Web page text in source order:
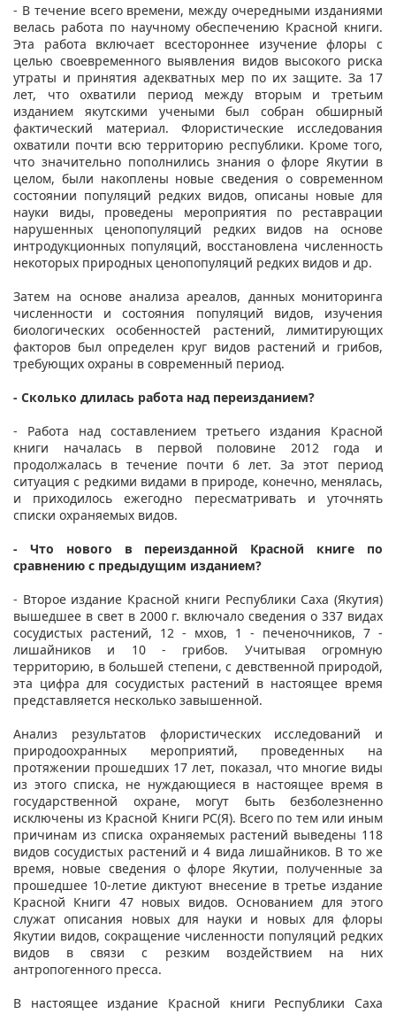
- В течение всего времени, между очередными изданиями
велась работа по научному обеспечению Красной книги.
Эта работа включает всестороннее изучение флоры с
целью своевременного выявления видов высокого риска
утраты и принятия адекватных мер по их защите. За 17
лет, что охватили период между вторым и третьим
изданием якутскими учеными был собран обширный
фактический материал. Флористические исследования
охватили почти всю территорию республики. Кроме того,
что значительно пополнились знания о флоре Якутии в
целом, были накоплены новые сведения о современном
состоянии популяций редких видов, описаны новые для
науки виды, проведены мероприятия по реставрации
нарушенных ценопопуляций редких видов на основе
интродукционных популяций, восстановлена численность
некоторых природных ценопопуляций редких видов и др.
Затем на основе анализа ареалов, данных мониторинга
численности и состояния популяций видов, изучения
биологических особенностей растений, лимитирующих
факторов был определен круг видов растений и грибов,
требующих охраны в современный период.
- Сколько длилась работа над переизданием?
- Работа над составлением третьего издания Красной
книги началась в первой половине 2012 года и
продолжалась в течение почти 6 лет. За этот период
ситуация с редкими видами в природе, конечно, менялась,
и приходилось ежегодно пересматривать и уточнять
списки охраняемых видов.
- Что нового в переизданной Красной книге по
сравнению с предыдущим изданием?
- Второе издание Красной книги Республики Саха (Якутия)
вышедшее в свет в 2000 г. включало сведения о 337 видах
сосудистых растений, 12 - мхов, 1 - печеночников, 7 -
лишайников и 10 - грибов. Учитывая огромную
территорию, в большей степени, с девственной природой,
эта цифра для сосудистых растений в настоящее время
представляется несколько завышенной.
Анализ результатов флористических исследований и
природоохранных мероприятий, проведенных на
протяжении прошедших 17 лет, показал, что многие виды
из этого списка, не нуждающиеся в настоящее время в
государственной охране, могут быть безболезненно
исключены из Красной Книги РС(Я). Всего по тем или иным
причинам из списка охраняемых растений выведены 118
видов сосудистых растений и 4 вида лишайников. В то же
время, новые сведения о флоре Якутии, полученные за
прошедшее 10-летие диктуют внесение в третье издание
Красной Книги 47 новых видов. Основанием для этого
служат описания новых для науки и новых для флоры
Якутии видов, сокращение численности популяций редких
видов в связи с резким воздействием на них
антропогенного пресса.
В настоящее издание Красной книги Республики Саха